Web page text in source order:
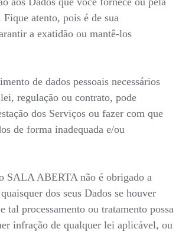
Fique atento, pois é de sua
a exatidão ou mantê-los
de dados pessoais necessários
regulação ou contrato, pode
dos Serviços ou fazer com que
de forma inadequada e/ou
SALA ABERTA não é obrigado a
dos seus Dados se houver
tal processamento ou tratamento possa
infração de qualquer lei aplicável, ou